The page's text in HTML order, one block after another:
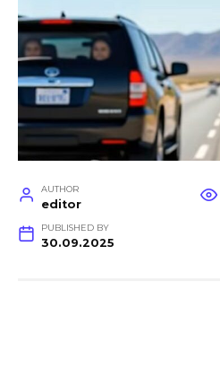
AUTHOR
editor
PUBLISHED BY
30.09.2025